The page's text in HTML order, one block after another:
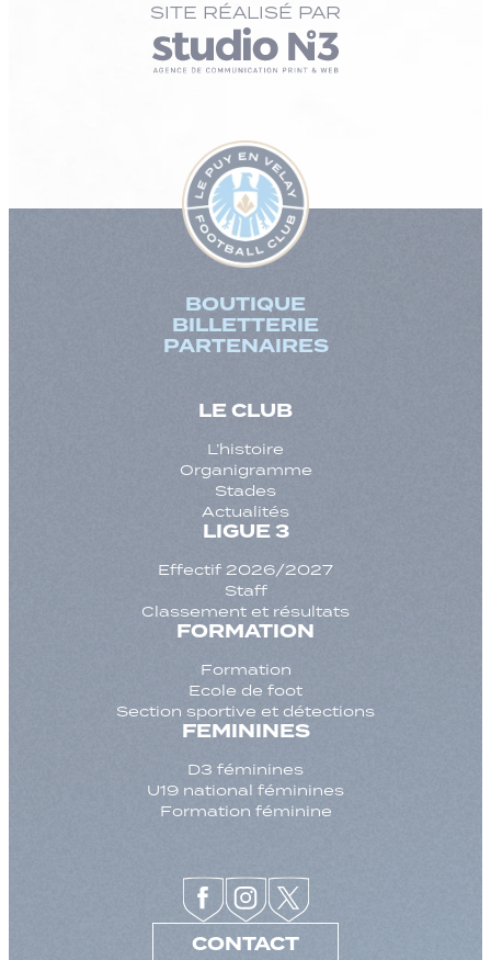
SITE RÉALISÉ PAR
BOUTIQUE
BILLETTERIE
PARTENAIRES
LE CLUB
L’histoire
Organigramme
Stades
Actualités
LIGUE 3
Effectif 2026/2027
Staff
Classement et résultats
FORMATION
Formation
Ecole de foot
Section sportive et détections
FEMININES
D3 féminines
U19 national féminines
Formation féminine
CONTACT